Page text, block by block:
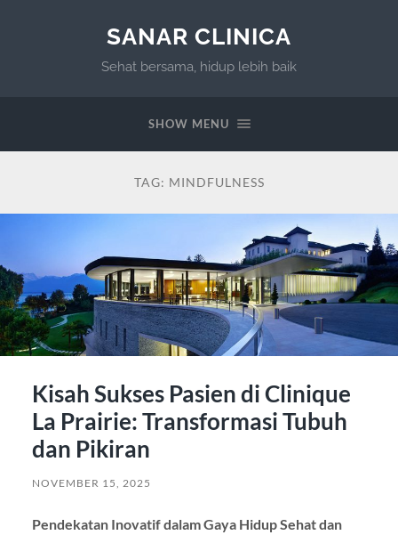
SANAR CLINICA
Sehat bersama, hidup lebih baik
SHOW MENU
TAG: MINDFULNESS
Kisah Sukses Pasien di Clinique
La Prairie: Transformasi Tubuh
dan Pikiran
NOVEMBER 15, 2025
Pendekatan Inovatif dalam Gaya Hidup Sehat dan